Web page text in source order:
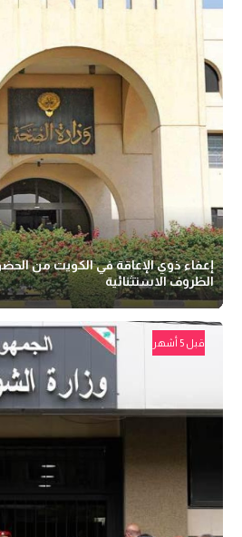
إعفاء ذوي الإعاقة في الكويت من
الظروف الاستثنائية
قبل 5 أشهر